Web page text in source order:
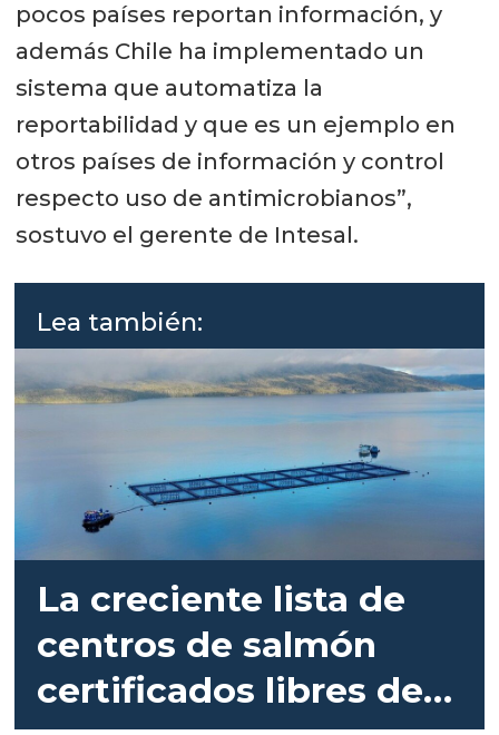
pocos países reportan información, y
además Chile ha implementado un
sistema que automatiza la
reportabilidad y que es un ejemplo en
otros países de información y control
respecto uso de antimicrobianos”,
sostuvo el gerente de Intesal.
Lea también:
La creciente lista de
centros de salmón
certificados libres de